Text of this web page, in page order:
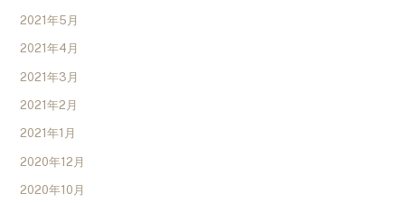
2021年5月
2021年4月
2021年3月
2021年2月
2021年1月
2020年12月
2020年10月